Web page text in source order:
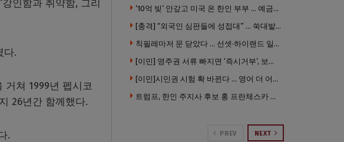
인함과 취약함, 그리
다.
거쳐 1999년 펩시코
26년간 함께했다.
.
’10억 빚’ 안갚고 미국 온 한인 부부 … 예금보험공사, 미국서 소송
[충격] “외국인 심판들에 성접대” … 쑥대밭된 축협 어디까지 추락하나
칙필레마저 문 닫았다 … 선셋·하이랜드 일대 ‘황량한 거리’로
[이민] 영주권 서류 빠지면 ‘즉시거부’, 보완기회 없다 … 이민심사 8월부터 확 바뀐다
[이민]시민권 시험 확 바뀐다 … 영어 더 어렵게, 민간시험 도입 추진
트럼프, 한인 주지사 후보 홍 프란체스카 정조준 … “미치광이다”
PREV NEXT